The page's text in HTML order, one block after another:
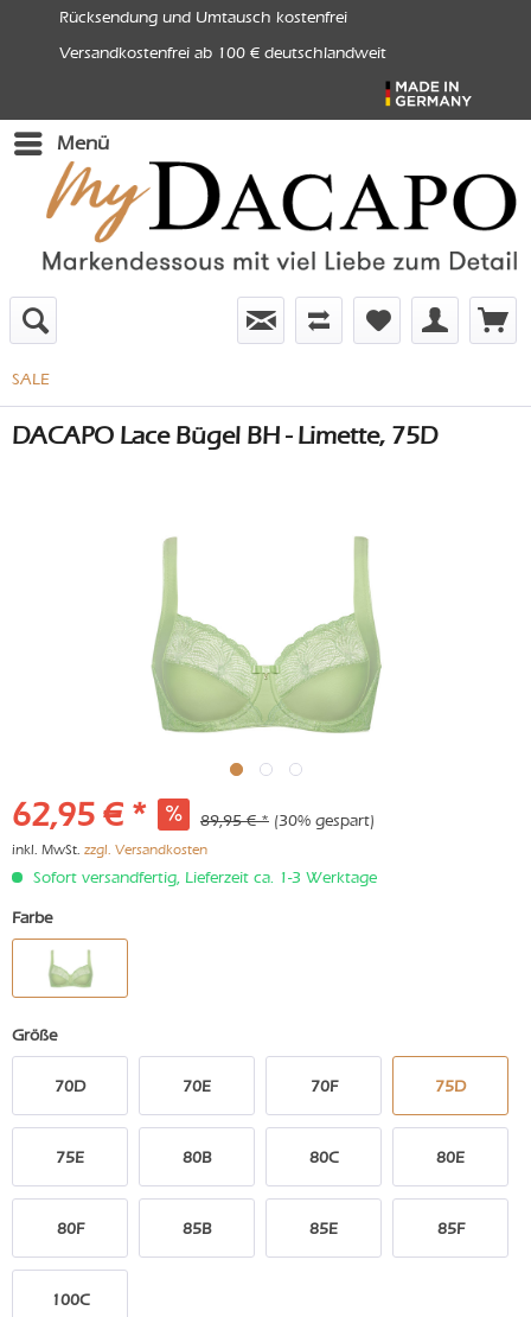
Rücksendung und Umtausch kostenfrei
Versandkostenfrei ab 100 € deutschlandweit
Menü
SALE
DACAPO Lace Bügel BH - Limette, 75D
62,95 € * 89,95 € * (30% gespart)
inkl. MwSt. zzgl. Versandkosten
Sofort versandfertig, Lieferzeit ca. 1-3 Werktage
Farbe
Größe
70D 70E 70F 75D
75E 80B 80C 80E
80F 85B 85E 85F
100C